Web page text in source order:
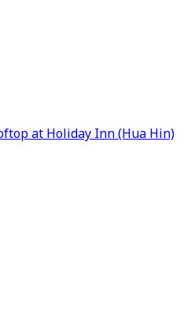
at Holiday Inn (Hua Hin)